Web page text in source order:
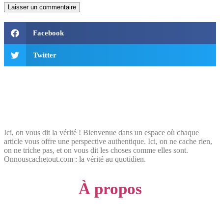
Facebook
Twitter
Ici, on vous dit la vérité ! Bienvenue dans un espace où chaque
article vous offre une perspective authentique. Ici, on ne cache rien,
on ne triche pas, et on vous dit les choses comme elles sont.
Onnouscachetout.com : la vérité au quotidien.
À propos